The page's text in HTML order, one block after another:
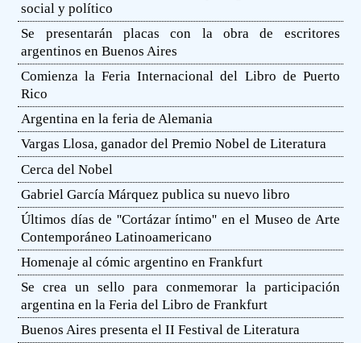
social y político
Se presentarán placas con la obra de escritores
argentinos en Buenos Aires
Comienza la Feria Internacional del Libro de Puerto
Rico
Argentina en la feria de Alemania
Vargas Llosa, ganador del Premio Nobel de Literatura
Cerca del Nobel
Gabriel García Márquez publica su nuevo libro
Últimos días de ''Cortázar íntimo'' en el Museo de Arte
Contemporáneo Latinoamericano
Homenaje al cómic argentino en Frankfurt
Se crea un sello para conmemorar la participación
argentina en la Feria del Libro de Frankfurt
Buenos Aires presenta el II Festival de Literatura